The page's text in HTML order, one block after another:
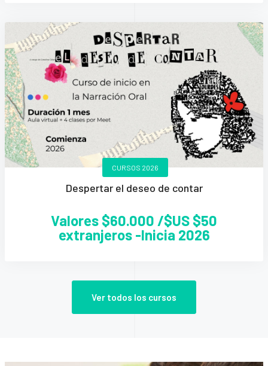
CURSOS 2026
Despertar el deseo de contar
Valores $60.000 /$US $50
extranjeros -Inicia 2026
Ver todos los cursos